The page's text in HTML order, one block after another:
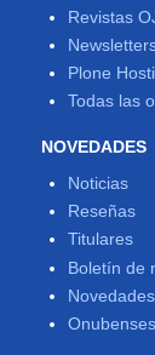
Revistas
Plone
Todas las
NOVEDADES
Noticias
Reseñas
Titulares
Boletín de
Onubenses